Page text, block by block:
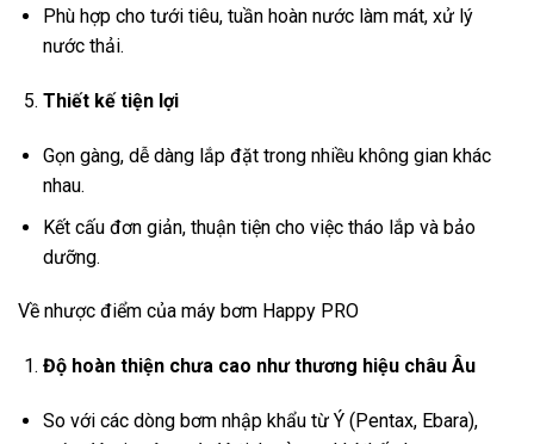
Phù hợp cho tưới tiêu, tuần hoàn nước làm mát, xử lý
nước thải.
Thiết kế tiện lợi
Gọn gàng, dễ dàng lắp đặt trong nhiều không gian khác
nhau.
Kết cấu đơn giản, thuận tiện cho việc tháo lắp và bảo
dưỡng.
Về nhược điểm của máy bơm Happy PRO
Độ hoàn thiện chưa cao như thương hiệu châu Âu
So với các dòng bơm nhập khẩu từ Ý (Pentax, Ebara),